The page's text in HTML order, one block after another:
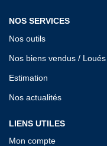
NOS SERVICES
Nos outils
Nos biens vendus / Loués
Estimation
Nos actualités
LIENS UTILES
Mon compte